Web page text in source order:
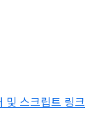
및 스크립트 링크